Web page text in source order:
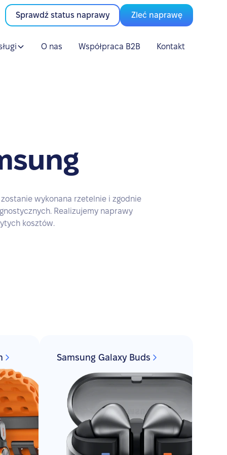
Sprawdź status naprawy Zleć naprawę
O nas Współpraca B2B Kontakt
wykonana rzetelnie i zgodnie
Realizujemy naprawy
kosztów.
Samsung Galaxy Buds